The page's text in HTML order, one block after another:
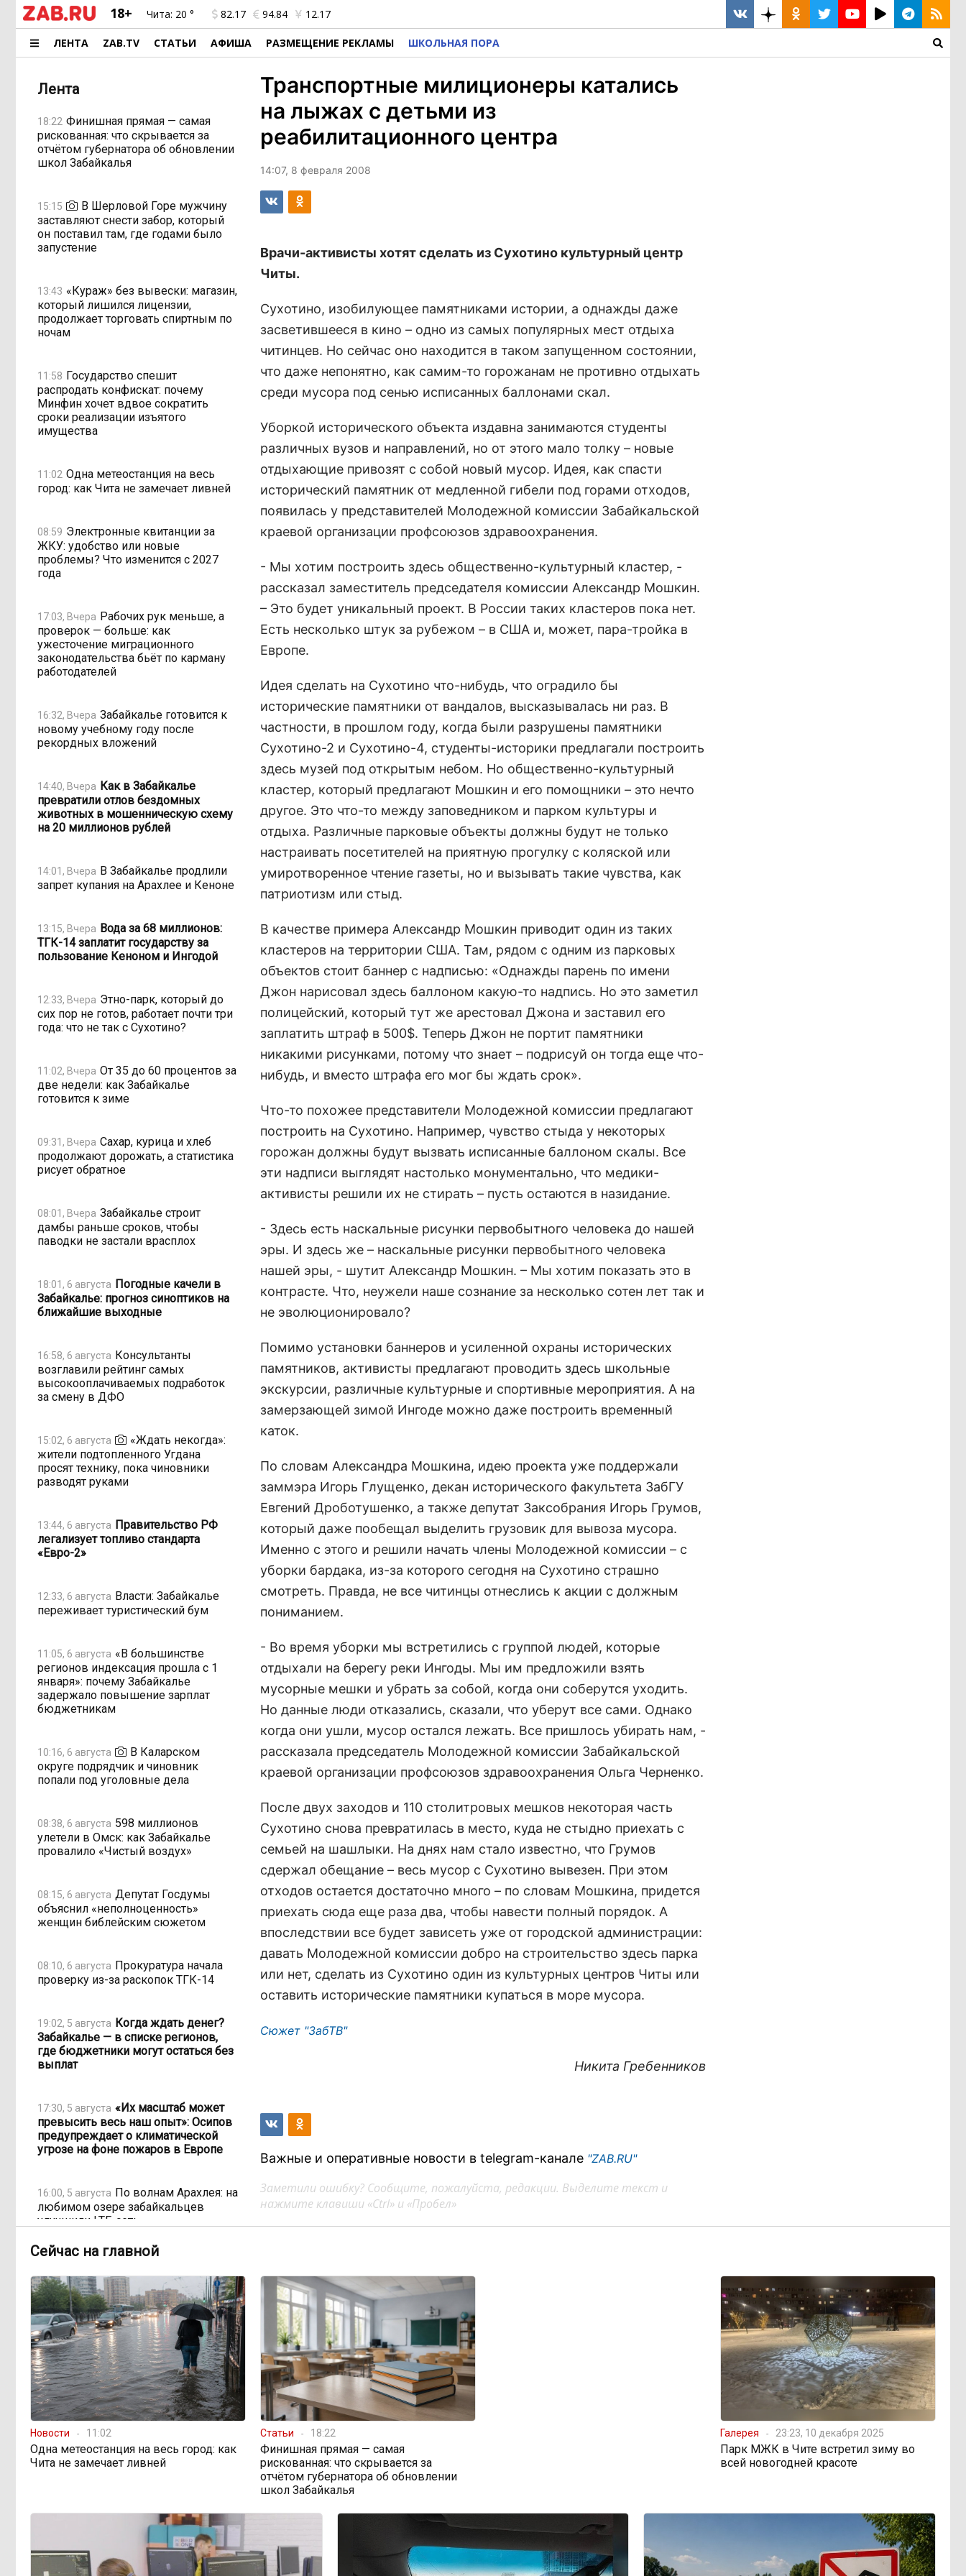
18+ Чита: 20 ° 82.17 94.84 12.17
ЛЕНТА ZAB.TV СТАТЬИ АФИША РАЗМЕЩЕНИЕ РЕКЛАМЫ ШКОЛЬНАЯ ПОРА
Лента
18:22 Финишная прямая — самая
рискованная: что скрывается за
отчётом губернатора об обновлении
школ Забайкалья
15:15
В Шерловой Горе мужчину
заставляют снести забор, который
он поставил там, где годами было
запустение
13:43 «Кураж» без вывески: магазин,
который лишился лицензии,
продолжает торговать спиртным по
ночам
11:58 Государство спешит
распродать конфискат: почему
Минфин хочет вдвое сократить
сроки реализации изъятого
имущества
11:02 Одна метеостанция на весь
город: как Чита не замечает ливней
08:59 Электронные квитанции за
ЖКУ: удобство или новые
проблемы? Что изменится с 2027
года
17:03, Вчера Рабочих рук меньше, а
проверок — больше: как
ужесточение миграционного
законодательства бьёт по карману
работодателей
16:32, Вчера Забайкалье готовится к
новому учебному году после
рекордных вложений
14:40, Вчера Как в Забайкалье
превратили отлов бездомных
животных в мошенническую схему
на 20 миллионов рублей
14:01, Вчера В Забайкалье продлили
запрет купания на Арахлее и Кеноне
13:15, Вчера Вода за 68 миллионов:
ТГК-14 заплатит государству за
пользование Кеноном и Ингодой
12:33, Вчера Этно-парк, который до
сих пор не готов, работает почти три
года: что не так с Сухотино?
11:02, Вчера От 35 до 60 процентов за
две недели: как Забайкалье
готовится к зиме
09:31, Вчера Сахар, курица и хлеб
продолжают дорожать, а статистика
рисует обратное
08:01, Вчера Забайкалье строит
дамбы раньше сроков, чтобы
паводки не застали врасплох
18:01, 6 августа Погодные качели в
Забайкалье: прогноз синоптиков на
ближайшие выходные
16:58, 6 августа Консультанты
возглавили рейтинг самых
высокооплачиваемых подработок
за смену в ДФО
15:02, 6 августа
«Ждать некогда»:
жители подтопленного Угдана
просят технику, пока чиновники
разводят руками
13:44, 6 августа Правительство РФ
легализует топливо стандарта
«Евро-2»
12:33, 6 августа Власти: Забайкалье
переживает туристический бум
11:05, 6 августа «В большинстве
регионов индексация прошла с 1
января»: почему Забайкалье
задержало повышение зарплат
бюджетникам
10:16, 6 августа
В Каларском
округе подрядчик и чиновник
попали под уголовные дела
08:38, 6 августа 598 миллионов
улетели в Омск: как Забайкалье
провалило «Чистый воздух»
08:15, 6 августа Депутат Госдумы
объяснил «неполноценность»
женщин библейским сюжетом
08:10, 6 августа Прокуратура начала
проверку из-за раскопок ТГК-14
19:02, 5 августа Когда ждать денег?
Забайкалье — в списке регионов,
где бюджетники могут остаться без
выплат
17:30, 5 августа «Их масштаб может
превысить весь наш опыт»: Осипов
предупреждает о климатической
угрозе на фоне пожаров в Европе
16:00, 5 августа По волнам Арахлея: на
любимом озере забайкальцев
улучшили LTE-сеть
вдвое расширяющий основания для
выдворения мигрантов
12:32, 5 августа Читинская
администрация хочет
отремонтировать кабинет за 6,8
миллиона: что скрывает смета?
Транспортные милиционеры катались
на лыжах с детьми из
реабилитационного центра
14:07, 8 февраля 2008
Врачи-активисты хотят сделать из Сухотино культурный центр
Читы.
Сухотино, изобилующее памятниками истории, а однажды даже
засветившееся в кино – одно из самых популярных мест отдыха
читинцев. Но сейчас оно находится в таком запущенном состоянии,
что даже непонятно, как самим-то горожанам не противно отдыхать
среди мусора под сенью исписанных баллонами скал.
Уборкой исторического объекта издавна занимаются студенты
различных вузов и направлений, но от этого мало толку – новые
отдыхающие привозят с собой новый мусор. Идея, как спасти
исторический памятник от медленной гибели под горами отходов,
появилась у представителей Молодежной комиссии Забайкальской
краевой организации профсоюзов здравоохранения.
- Мы хотим построить здесь общественно-культурный кластер, -
рассказал заместитель председателя комиссии Александр Мошкин.
– Это будет уникальный проект. В России таких кластеров пока нет.
Есть несколько штук за рубежом – в США и, может, пара-тройка в
Европе.
Идея сделать на Сухотино что-нибудь, что оградило бы
исторические памятники от вандалов, высказывалась ни раз. В
частности, в прошлом году, когда были разрушены памятники
Сухотино-2 и Сухотино-4, студенты-историки предлагали построить
здесь музей под открытым небом. Но общественно-культурный
кластер, который предлагают Мошкин и его помощники – это нечто
другое. Это что-то между заповедником и парком культуры и
отдыха. Различные парковые объекты должны будут не только
настраивать посетителей на приятную прогулку с коляской или
умиротворенное чтение газеты, но и вызывать такие чувства, как
патриотизм или стыд.
В качестве примера Александр Мошкин приводит один из таких
кластеров на территории США. Там, рядом с одним из парковых
объектов стоит баннер с надписью: «Однажды парень по имени
Джон нарисовал здесь баллоном какую-то надпись. Но это заметил
полицейский, который тут же арестовал Джона и заставил его
заплатить штраф в 500$. Теперь Джон не портит памятники
никакими рисунками, потому что знает – подрисуй он тогда еще что-
нибудь, и вместо штрафа его мог бы ждать срок».
Что-то похожее представители Молодежной комиссии предлагают
построить на Сухотино. Например, чувство стыда у некоторых
горожан должны будут вызвать исписанные баллоном скалы. Все
эти надписи выглядят настолько монументально, что медики-
активисты решили их не стирать – пусть остаются в назидание.
- Здесь есть наскальные рисунки первобытного человека до нашей
эры. И здесь же – наскальные рисунки первобытного человека
нашей эры, - шутит Александр Мошкин. – Мы хотим показать это в
контрасте. Что, неужели наше сознание за несколько сотен лет так и
не эволюционировало?
Помимо установки баннеров и усиленной охраны исторических
памятников, активисты предлагают проводить здесь школьные
экскурсии, различные культурные и спортивные мероприятия. А на
замерзающей зимой Ингоде можно даже построить временный
каток.
По словам Александра Мошкина, идею проекта уже поддержали
заммэра Игорь Глущенко, декан исторического факультета ЗабГУ
Евгений Дроботушенко, а также депутат Заксобрания Игорь Грумов,
который даже пообещал выделить грузовик для вывоза мусора.
Именно с этого и решили начать члены Молодежной комиссии – с
уборки бардака, из-за которого сегодня на Сухотино страшно
смотреть. Правда, не все читинцы отнеслись к акции с должным
пониманием.
- Во время уборки мы встретились с группой людей, которые
отдыхали на берегу реки Ингоды. Мы им предложили взять
мусорные мешки и убрать за собой, когда они соберутся уходить.
Но данные люди отказались, сказали, что уберут все сами. Однако
когда они ушли, мусор остался лежать. Все пришлось убирать нам, -
рассказала председатель Молодежной комиссии Забайкальской
краевой организации профсоюзов здравоохранения Ольга Черненко.
После двух заходов и 110 столитровых мешков некоторая часть
Сухотино снова превратилась в место, куда не стыдно приехать с
семьей на шашлыки. На днях нам стало известно, что Грумов
сдержал обещание – весь мусор с Сухотино вывезен. При этом
отходов остается достаточно много – по словам Мошкина, придется
приехать сюда еще раза два, чтобы навести полный порядок. А
впоследствии все будет зависеть уже от городской администрации:
давать Молодежной комиссии добро на строительство здесь парка
или нет, сделать из Сухотино один из культурных центров Читы или
оставить исторические памятники купаться в море мусора.
Сюжет "ЗабТВ"
Никита Гребенников
Важные и оперативные новости в telegram-канале "ZAB.RU"
Заметили ошибку? Сообщите, пожалуйста, редакции. Выделите текст и
нажмите клавиши «Ctrl» и «Пробел»
Сейчас на главной
Новости 11:02
Одна метеостанция на весь город: как
Чита не замечает ливней
Статьи 18:22
Финишная прямая — самая
рискованная: что скрывается за
отчётом губернатора об обновлении
школ Забайкалья
Галерея 23:23, 10 декабря 2025
Парк МЖК в Чите встретил зиму во
всей новогодней красоте